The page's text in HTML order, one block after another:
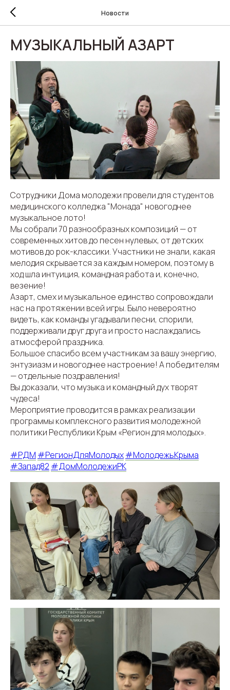
Новости
МУЗЫКАЛЬНЫЙ АЗАРТ
Сотрудники Дома молодежи провели для студентов
медицинского колледжа "Монада" новогоднее
музыкальное лото!
Мы собрали 70 разнообразных композиций — от
современных хитов до песен нулевых, от детских
мотивов до рок-классики. Участники не знали, какая
мелодия скрывается за каждым номером, поэтому в
ход шла интуиция, командная работа и, конечно,
везение!
Азарт, смех и музыкальное единство сопровождали
нас на протяжении всей игры. Было невероятно
видеть, как команды угадывали песни, спорили,
поддерживали друг друга и просто наслаждались
атмосферой праздника.
Большое спасибо всем участникам за вашу энергию,
энтузиазм и новогоднее настроение! А победителям
— отдельные поздравления!
Вы доказали, что музыка и командный дух творят
чудеса!
Мероприятие проводится в рамках реализации
программы комплексного развития молодежной
политики Республики Крым «Регион для молодых».
#РДМ #РегионДляМолодых#МолодежьКрыма
#Запад82 #ДомМолодежиРК